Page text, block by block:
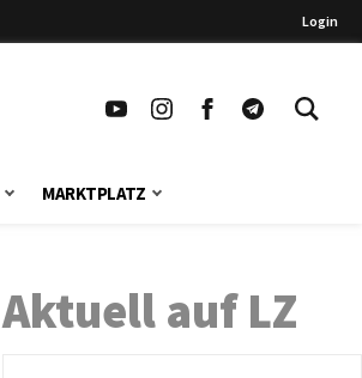
Login
MARKTPLATZ
Aktuell auf LZ